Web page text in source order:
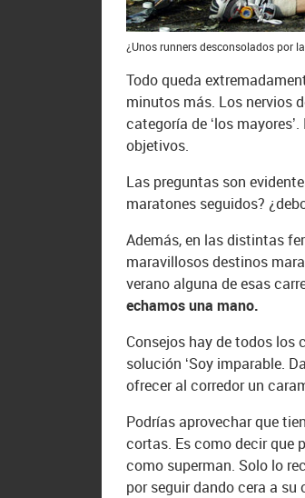
¿Unos runners desconsolados por
Todo queda
minutos más. Los nervios
categoría de ‘los
objetivos.
Las preguntas son
maratones seguidos?
Además, en las distintas
maravillosos destinos
verano alguna de esas
echamos una mano.
Consejos hay de todos los
solución ‘Soy imparable.
ofrecer al corredor un
Podrías aprovechar que
cortas. Es como decir que
como superman. Solo lo
por seguir dando cera a su